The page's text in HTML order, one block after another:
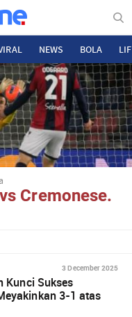
NEWS BOLA
Cremonese.
3 December 2025
Kunci Sukses
3-1 atas